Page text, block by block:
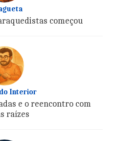
começou
Interior
e o reencontro com
raízes